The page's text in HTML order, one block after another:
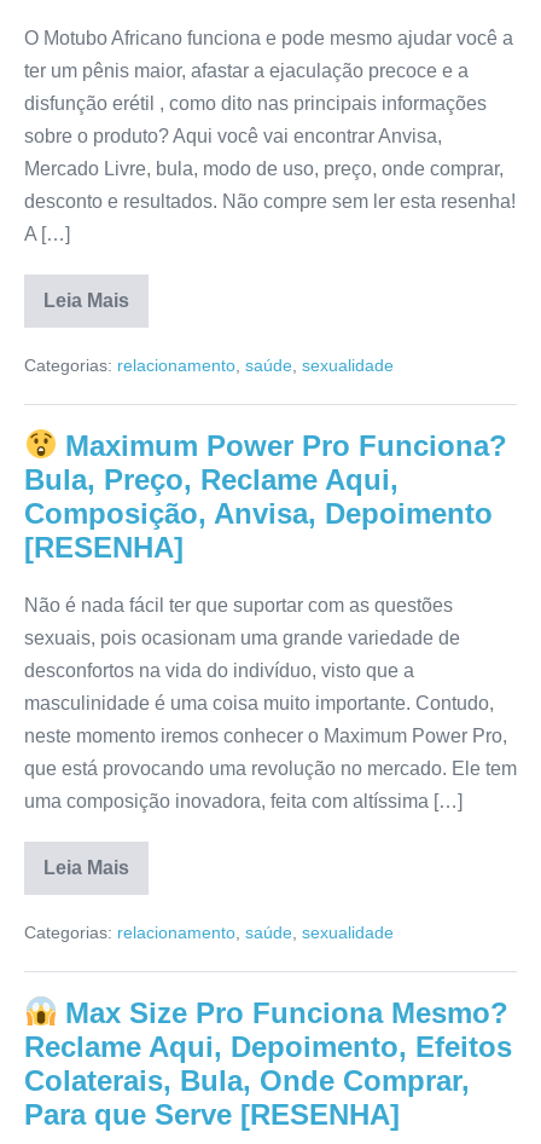
[RESENHA]
O Motubo Africano funciona e pode mesmo ajudar você a
ter um pênis maior, afastar a ejaculação precoce e a
disfunção erétil , como dito nas principais informações
sobre o produto? Aqui você vai encontrar Anvisa,
Mercado Livre, bula, modo de uso, preço, onde comprar,
desconto e resultados. Não compre sem ler esta resenha!
A […]
Leia Mais
Motubo
Funciona
Para
Serve,
Depoimento,
Anvisa,
Efeitos
Colaterais,
Composição,
Preço
Categorias: relacionamento saúde sexualidade
Maximum Power Pro Funciona?
Bula, Preço, Reclame Aqui,
Composição, Anvisa, Depoimento
[RESENHA]
Não é nada fácil ter que suportar com as questões
sexuais, pois ocasionam uma grande variedade de
desconfortos na vida do indivíduo, visto que a
masculinidade é uma coisa muito importante. Contudo,
neste momento iremos conhecer o Maximum Power Pro,
que está provocando uma revolução no mercado. Ele tem
uma composição inovadora, feita com altíssima […]
Leia Mais
Maximum
Pro
Bula,
Reclame
Composição,
Anvisa,
Depoimento
[RESENHA]
Categorias: relacionamento saúde sexualidade
Max Size Pro Funciona Mesmo?
Reclame Aqui, Depoimento, Efeitos
Colaterais, Bula, Onde Comprar,
Para que Serve [RESENHA]